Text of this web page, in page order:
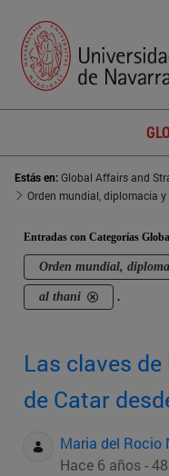
Estás en:Global Affairs and
Orden mundial, diplomacia
Entradas con Categorías
Orden mundial,
al thani .
Las claves
de Catar
Maria del Rocio
Hace 6 años -